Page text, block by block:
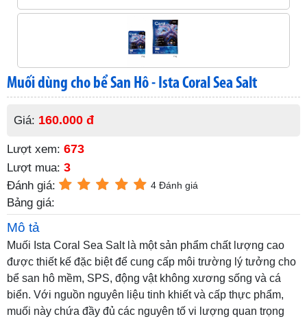
Muối dùng cho bể San Hô - Ista Coral Sea Salt
Giá: 160.000 đ
Lượt xem: 673
Lượt mua: 3
Đánh giá: 4 Đánh giá
Bảng giá:
Mô tả
Muối Ista Coral Sea Salt là một sản phẩm chất lượng cao
được thiết kế đặc biệt để cung cấp môi trường lý tưởng cho
bể san hô mềm, SPS, động vật không xương sống và cá
biển. Với nguồn nguyên liệu tinh khiết và cấp thực phẩm,
muối này chứa đầy đủ các nguyên tố vi lượng quan trọng